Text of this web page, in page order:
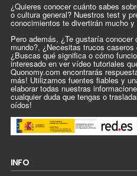
¿Quieres conocer cuánto sabes
o cultura general? Nuestros test y
conocimientos te divertirán mucho
Pero además, ¿Te gustaría
mundo?, ¿Necesitas trucos
¿Buscas qué significa o cómo
interesado en ver vídeo tutoriales
Quonomy.com encontrarás
más! Utilizamos fuentes fiables y
elaborar todas nuestras
cualquier duda que tengas o
oídos!
INFO